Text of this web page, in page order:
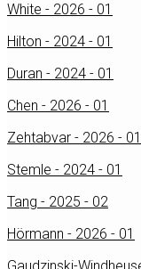
White - 2026 - 01
Hilton - 2024 - 01
Duran - 2024 - 01
Chen - 2026 - 01
Zehtabvar - 2026 - 01
Stemle - 2024 - 01
Tang - 2025 - 02
Hörmann - 2026 - 01